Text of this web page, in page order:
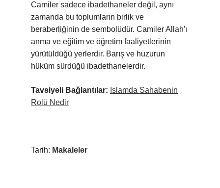
Camiler sadece ibadethaneler değil, aynı
zamanda bu toplumların birlik ve
beraberliğinin de sembolüdür. Camiler Allah’ı
anma ve eğitim ve öğretim faaliyetlerinin
yürütüldüğü yerlerdir. Barış ve huzurun
hüküm sürdüğü ibadethanelerdir.
Tavsiyeli Bağlantılar: Islamda Sahabenin
Rolü Nedir
Tarih: Makaleler